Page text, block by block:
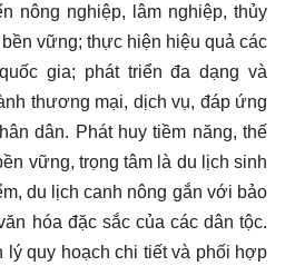
nông nghiệp, lâm nghiệp, thủy
vững; thực hiện hiệu quả các
gia; phát triển đa dạng và
thương mại, dịch vụ, đáp ứng
dân. Phát huy tiềm năng, thế
vững, trọng tâm là du lịch sinh
du lịch canh nông gắn với bảo
hóa đặc sắc của các dân tộc.
lý quy hoạch chi tiết và phối hợp